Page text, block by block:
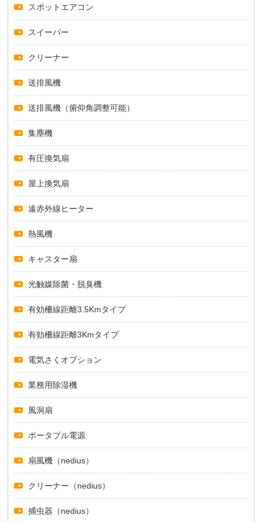
スポットエアコン
スイーパー
クリーナー
送排風機
送排風機（俯仰角調整可能）
集塵機
有圧換気扇
屋上換気扇
遠赤外線ヒーター
熱風機
キャスター扇
光触媒除菌・脱臭機
有効柵線距離3.5Kmタイプ
有効柵線距離3Kmタイプ
電気さくオプション
業務用除湿機
風洞扇
ポータブル電源
扇風機（nedius）
クリーナー（nedius）
捕虫器（nedius）